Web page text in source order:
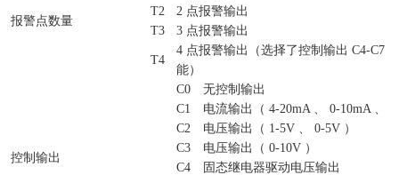
报警点数量
T2
2 点报警输出
T3
3 点报警输出
T4
4 点报警输出（选择了控制输出 C4-C7
能）
控制输出
C0
无控制输出
C1
电流输出（ 4-20mA 、 0-10mA 、
C2
电压输出（ 1-5V 、 0-5V ）
C3
电压输出（ 0-10V ）
C4
固态继电器驱动电压输出